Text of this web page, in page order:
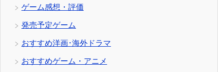
ゲーム感想・評価
発売予定ゲーム
おすすめ洋画･海外ドラマ
おすすめゲーム・アニメ